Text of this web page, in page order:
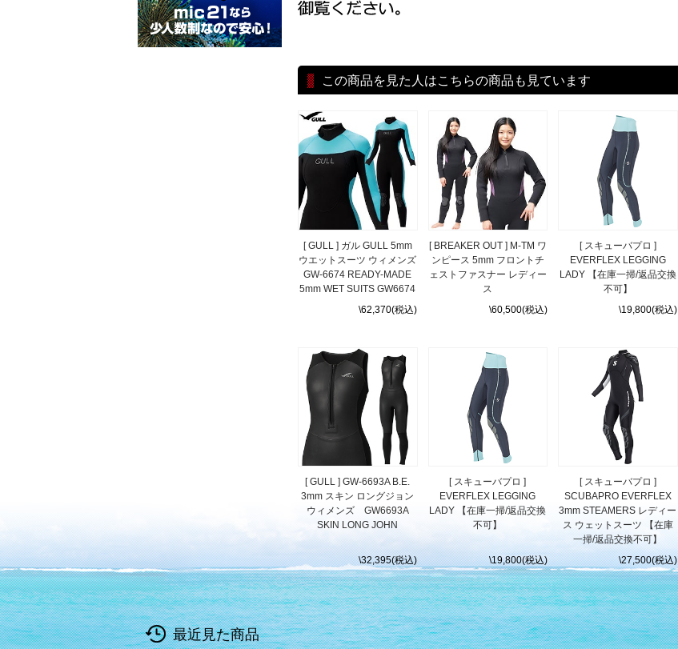
この商品を見た人はこちらの商品も見ています
[ GULL ] ガル GULL 5mm
ウエットスーツ ウィメンズ
GW-6674 READY-MADE
5mm WET SUITS GW6674
\62,370(税込)
[ BREAKER OUT ] M-TM ワ
ンピース 5mm フロントチ
ェストファスナー レディー
ス
\60,500(税込)
[ スキューバプロ ]
EVERFLEX LEGGING
LADY 【在庫一掃/返品交換
不可】
\19,800(税込)
[ GULL ] GW-6693A B.E.
3mm スキン ロングジョン
ウィメンズ GW6693A
SKIN LONG JOHN
\32,395(税込)
[ スキューバプロ ]
EVERFLEX LEGGING
LADY 【在庫一掃/返品交換
不可】
\19,800(税込)
[ スキューバプロ ]
SCUBAPRO EVERFLEX
3mm STEAMERS レディー
ス ウェットスーツ 【在庫
一掃/返品交換不可】
\27,500(税込)
最近見た商品